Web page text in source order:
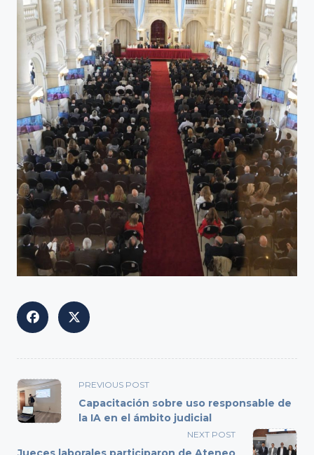
<span
class="nav-
subtitle
reader-
PREVIOUS POST
Capacitación sobre uso responsable de
la IA en el ámbito judicial
NEXT POST